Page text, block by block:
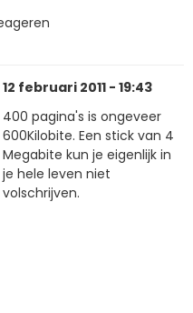
12 februari 2011 - 19:43
400 pagina's is ongeveer
600Kilobite. Een stick van 4
Megabite kun je eigenlijk in
je hele leven niet
volschrijven.